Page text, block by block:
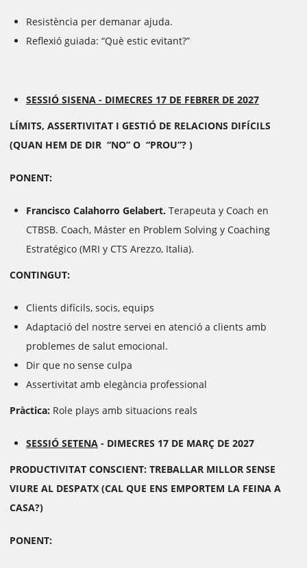
Resistència per demanar ajuda.
Reflexió guiada: “Què estic evitant?”
SESSIÓ SISENA - DIMECRES 17 DE FEBRER DE 2027
LÍMITS, ASSERTIVITAT I GESTIÓ DE RELACIONS DIFÍCILS
(QUAN HEM DE DIR “NO” O “PROU”? )
PONENT:
Francisco Calahorro Gelabert. Terapeuta y Coach en
CTBSB. Coach, Máster en Problem Solving y Coaching
Estratégico (MRI y CTS Arezzo, Italia).
CONTINGUT:
Clients difícils, socis, equips
Adaptació del nostre servei en atenció a clients amb
problemes de salut emocional.
Dir que no sense culpa
Assertivitat amb elegància professional
Pràctica: Role plays amb situacions reals
SESSIÓ SETENA - DIMECRES 17 DE MARÇ DE 2027
PRODUCTIVITAT CONSCIENT: TREBALLAR MILLOR SENSE
VIURE AL DESPATX (CAL QUE ENS EMPORTEM LA FEINA A
CASA?)
PONENT: